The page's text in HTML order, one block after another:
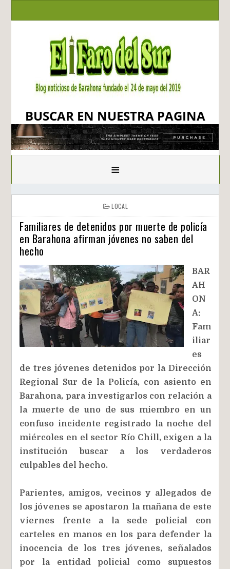
BUSCAR EN NUESTRA PAGINA
≡
LOCAL
Familiares de detenidos por muerte de policía
en Barahona afirman jóvenes no saben del
hecho
BAR
AH
ON
A:
Fam
iliar
es
de tres jóvenes detenidos por la Dirección
Regional Sur de la Policía, con asiento en
Barahona, para investigarlos con relación a
la muerte de uno de sus miembro en un
confuso incidente registrado la noche del
miércoles en el sector Río Chill, exigen a la
institución buscar a los verdaderos
culpables del hecho.
Parientes, amigos, vecinos y allegados de
los jóvenes se apostaron la mañana de este
viernes frente a la sede policial con
carteles en manos en los para defender la
inocencia de los tres jóvenes, señalados
por la entidad policial como supuestos